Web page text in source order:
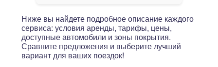
Ниже вы найдете подробное описание каждого
сервиса: условия аренды, тарифы, цены,
доступные автомобили и зоны покрытия.
Сравните предложения и выберите лучший
вариант для ваших поездок!